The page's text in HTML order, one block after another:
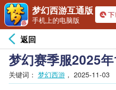
返回
梦幻赛季服2025
关键词： 梦幻西游， 2025-11-03
梦幻西游互通版
手机上的电脑版